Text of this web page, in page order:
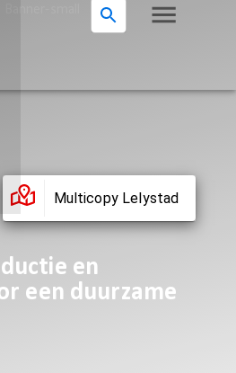
Multicopy Lelystad
en
een duurzame